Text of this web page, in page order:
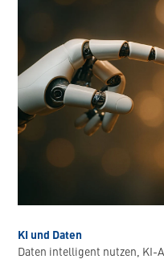
KI und Daten
Daten intelligent nutzen, KI-